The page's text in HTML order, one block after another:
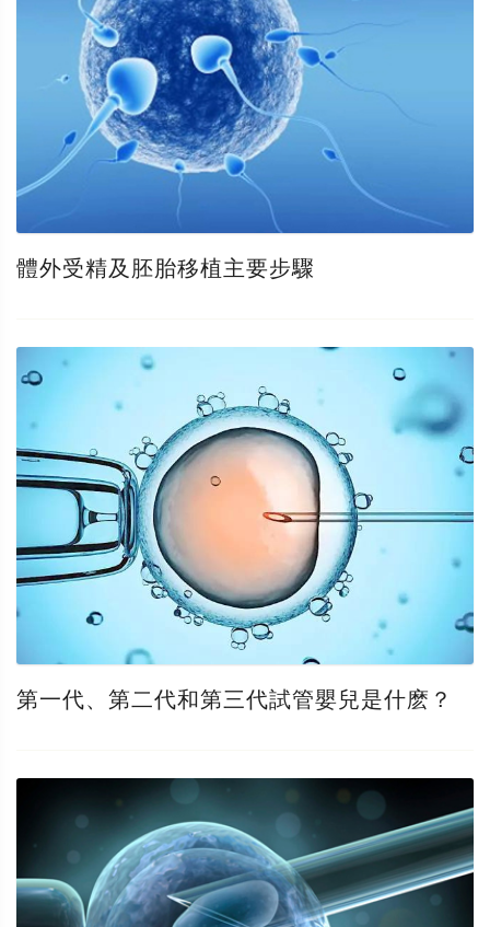
體外受精及胚胎移植主要步驟
第一代、第二代和第三代試管嬰兒是什麽？